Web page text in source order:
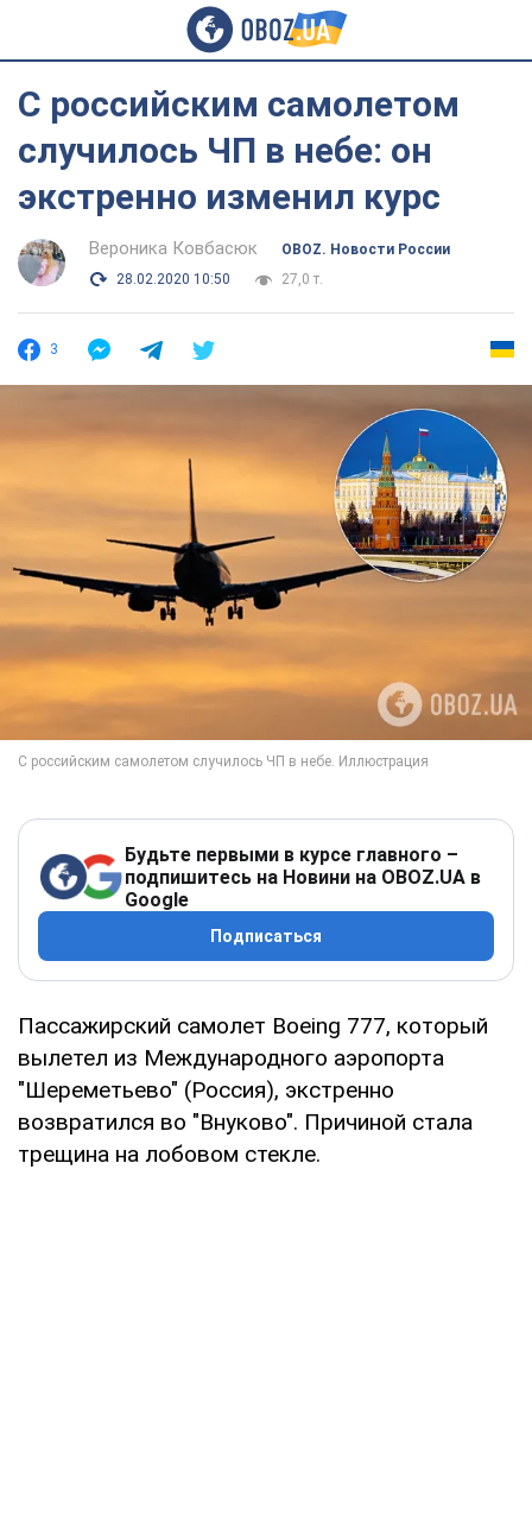
С российским самолетом
случилось ЧП в небе: он
экстренно изменил курс
Вероника Ковбасюк
OBOZ. Новости России
28.02.2020 10:50
27,0 т.
3
Будьте первыми в курсе главного –
подпишитесь на Новини на OBOZ.UA в
Google
Подписаться
Пассажирский самолет Boeing 777, который
вылетел из Международного аэропорта
"Шереметьево" (Россия), экстренно
возвратился во "Внуково". Причиной стала
трещина на лобовом стекле.